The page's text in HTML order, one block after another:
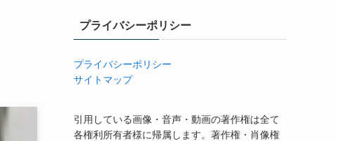
プライバシーポリシー
プライバシーポリシー
サイトマップ
引用している画像・音声・動画の著作権は全て
各権利所有者様に帰属します。著作権・肖像権